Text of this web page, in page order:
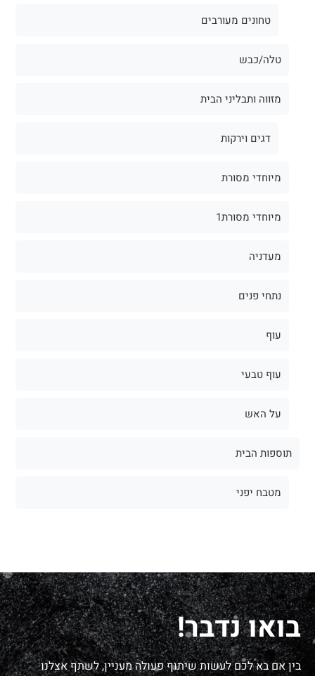
טחונים מעורבים
טלה/כבש
מזווה ותבליני הבית
דגים וירקות
מיוחדי מסורת
מיוחדי מסורת1
מעדניה
נתחי פנים
עוף
עוף טבעי
על האש
תוספות הבית
מטבח יפני
בואו נדבר!
בין אם בא לכם לעשות שיתוף פעולה מעניין, לשתף אצלנו